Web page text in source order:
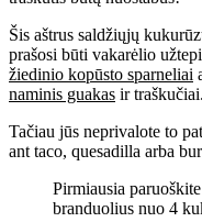
Šis aštrus saldžiųjų
prašosi būti vakarėlio
žiedinio kopūsto sparneliai
naminis guakas ir traškučiai.
Tačiau jūs neprivalote to
ant taco, quesadilla arba
Pirmiausia
branduolius nuo 4